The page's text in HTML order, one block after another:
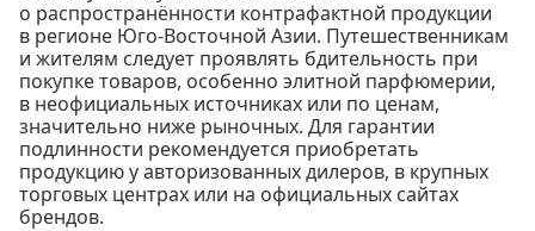
о распространённости контрафактной продукции
в регионе Юго-Восточной Азии. Путешественникам
и жителям следует проявлять бдительность при
покупке товаров, особенно элитной парфюмерии,
в неофициальных источниках или по ценам,
значительно ниже рыночных. Для гарантии
подлинности рекомендуется приобретать
продукцию у авторизованных дилеров, в крупных
торговых центрах или на официальных сайтах
брендов.